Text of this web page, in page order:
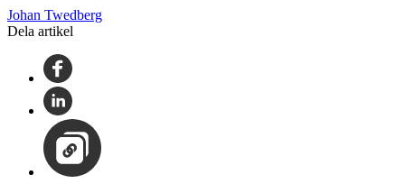
Johan Twedberg
Dela artikel